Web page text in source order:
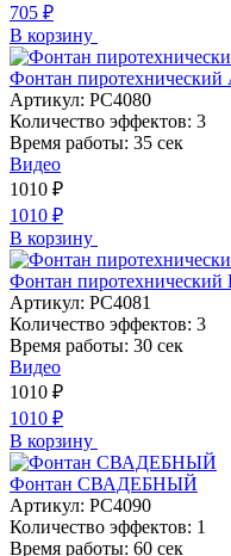
705 ₽
В корзину
Фонтан
Артикул: РС4080
Количество эффектов: 3
Время работы: 35 сек
Видео
1010 ₽
1010 ₽
В корзину
Фонтан
Артикул: РС4081
Количество эффектов: 3
Время работы: 30 сек
Видео
1010 ₽
1010 ₽
В корзину
Фонтан СВАДЕБНЫЙ
Артикул: РС4090
Количество эффектов: 1
Время работы: 60 сек